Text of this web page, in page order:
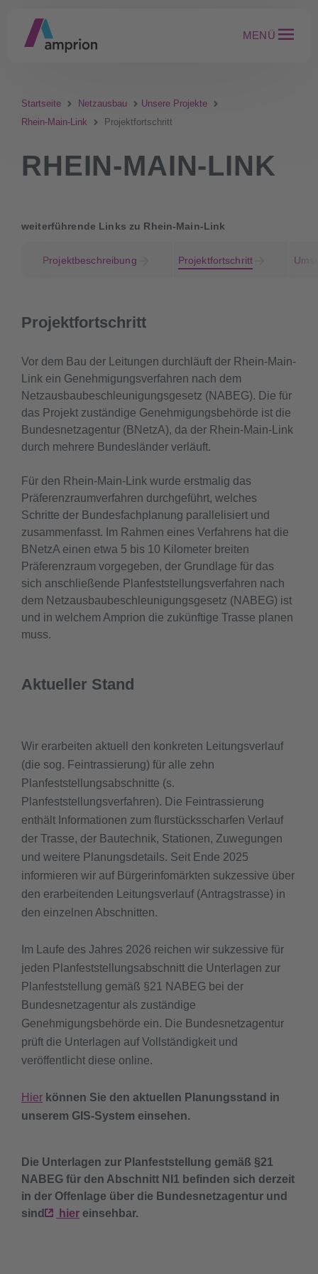
MENÜ
Startseite Netzausbau
Unsere Projekte
Rhein-Main-Link
Projektfortschritt
RHEIN-MAIN-LINK
weiterführende Links zu Rhein-Main-Link
Projektbeschreibung Projektfortschritt
Projektfortschritt
Vor dem Bau der Leitungen durchläuft der Rhein-Main-
Link ein Genehmigungsverfahren nach dem
Netzausbaubeschleunigungsgesetz (NABEG). Die für
das Projekt zuständige Genehmigungsbehörde ist die
Bundesnetzagentur (BNetzA), da der Rhein-Main-Link
durch mehrere Bundesländer verläuft.
Für den Rhein-Main-Link wurde erstmalig das
Präferenzraumverfahren durchgeführt, welches
Schritte der Bundesfachplanung parallelisiert und
zusammenfasst. Im Rahmen eines Verfahrens hat die
BNetzA einen etwa 5 bis 10 Kilometer breiten
Präferenzraum vorgegeben, der Grundlage für das
sich anschließende Planfeststellungsverfahren nach
dem Netzausbaubeschleunigungsgesetz (NABEG) ist
und in welchem Amprion die zukünftige Trasse planen
muss.
Aktueller Stand
Wir erarbeiten aktuell den konkreten Leitungsverlauf
(die sog. Feintrassierung) für alle zehn
Planfeststellungsabschnitte (s.
Planfeststellungsverfahren). Die Feintrassierung
enthält Informationen zum flurstücksscharfen Verlauf
der Trasse, der Bautechnik, Stationen, Zuwegungen
und weitere Planungsdetails. Seit Ende 2025
informieren wir auf Bürgerinfomärkten sukzessive über
den erarbeitenden Leitungsverlauf (Antragstrasse) in
den einzelnen Abschnitten.
Im Laufe des Jahres 2026 reichen wir sukzessive für
jeden Planfeststellungsabschnitt die Unterlagen zur
Planfeststellung gemäß §21 NABEG bei der
Bundesnetzagentur als zuständige
Genehmigungsbehörde ein. Die Bundesnetzagentur
prüft die Unterlagen auf Vollständigkeit und
veröffentlicht diese online.
Hier können Sie den aktuellen Planungsstand in
unserem GIS-System einsehen.
Die Unterlagen zur Planfeststellung gemäß §21
NABEG für den Abschnitt NI1 befinden sich derzeit
in der Offenlage über die Bundesnetzagentur und
sind
hier einsehbar.